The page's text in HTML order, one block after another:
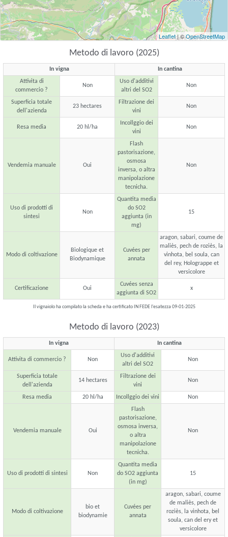
Leaflet| ©OpenStreetMap
Metodo di lavoro (2025)
In vigna
In cantina
Attivita di
commercio ?
Non
Uso d'additivi
altri del SO2
Non
Superficia totale
dell'azienda
23 hectares
Filtrazione dei
vini
Non
Resa media 20 hl/ha
Incollggio dei
vini
Non
Vendemia manuale Oui
Flash
pastorisazione,
osmosa
inversa, o altra
manipolazione
tecnicha.
Non
Uso di prodotti di
sintesi
Non
Quantita media
do SO2
aggiunta (in
mg)
15
Modo di coltivazione
Biologique et
Biodynamique
Cuvées per
annata
aragon, sabari, coume de
maliès, pech de roziès, la
vinhota, bel soula, can
del rey, Holograppe et
versicolore
Certificazione Oui
Cuvées senza
aggiunta di SO2
x
Il vignaiolo ha compilato la scheda e ha certificato IN FEDE l'esatezza 09-01-2025
Metodo di lavoro (2023)
In vigna In cantina
Attivita di commercio ? Non
Uso d'additivi
altri del SO2
Non
Superficia totale
dell'azienda
14 hectares
Filtrazione dei
vini
Non
Resa media 20 hl/ha Incollggio dei vini Non
Vendemia manuale Oui
Flash
pastorisazione,
osmosa inversa,
o altra
manipolazione
tecnicha.
Non
Uso di prodotti di sintesi Non
Quantita media
do SO2 aggiunta
(in mg)
15
Modo di coltivazione
bio et
biodynamie
Cuvées per
annata
aragon, sabari, coume
de maliès, pech de
roziès, la vinhota, bel
soula, can del ery et
versicolore